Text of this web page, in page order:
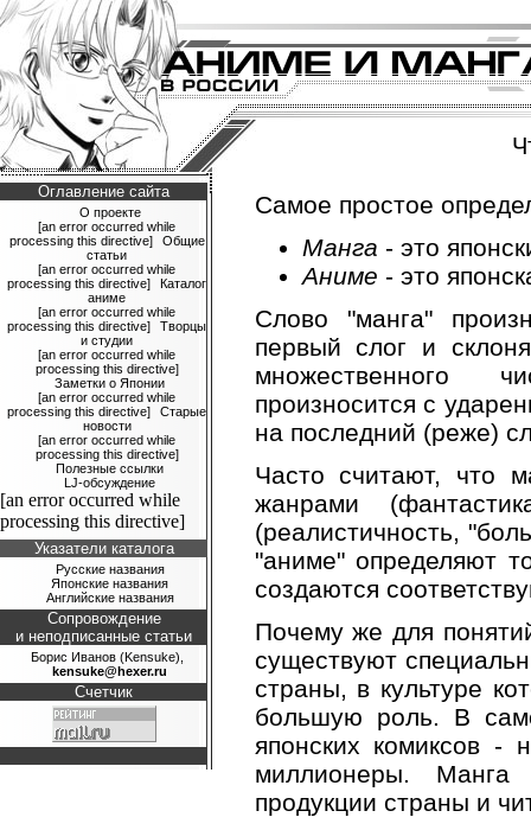
Оглавление сайта
О проекте
[an error occurred while
processing this directive]
Общие
статьи
[an error occurred while
processing this directive]
Каталог
аниме
[an error occurred while
processing this directive]
Творцы
и студии
[an error occurred while
processing this directive]
Заметки о Японии
[an error occurred while
processing this directive]
Старые
новости
[an error occurred while
processing this directive]
Полезные ссылки
LJ-обсуждение
[an error occurred while
processing this directive]
Указатели каталога
Русские названия
Японские названия
Английские названия
Сопровождение
и неподписанные статьи
Борис Иванов (Kensuke),
kensuke@hexer.ru
Счетчик
Самое простое
Манга - это
Аниме - это
Слово "манга"
первый слог и
множественного
произносится с
на последний (реже)
Часто считают, что
жанрами
(реалистичность,
"аниме" определяют
создаются
Почему же для
существуют
страны, в культуре
большую роль. В
японских комиксов -
миллионеры. Манга
продукции страны и